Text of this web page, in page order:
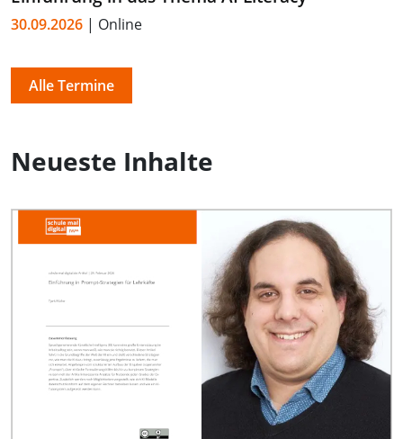
30.09.2026 | Online
Alle Termine
Neueste Inhalte